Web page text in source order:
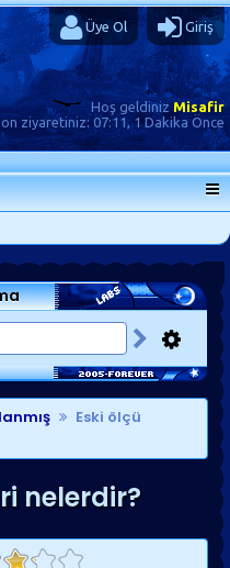
Üye Ol Giriş
Hoş geldinizMisafir
ziyaretiniz: 07:11, 1 Dakika Önce
Eski ölçü
nelerdir?